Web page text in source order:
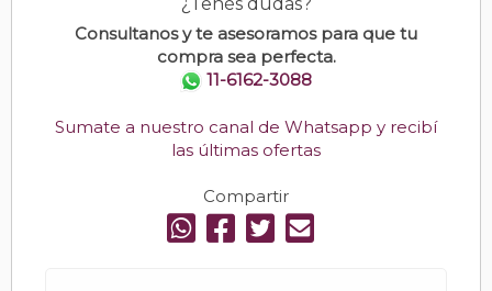
¿Tenés dudas?
Consultanos y te asesoramos para que tu
compra sea perfecta.
11-6162-3088
Sumate a nuestro canal de Whatsapp y recibí
las últimas ofertas
Compartir